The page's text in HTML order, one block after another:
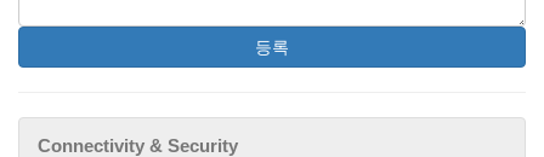
등록
Connectivity & Security